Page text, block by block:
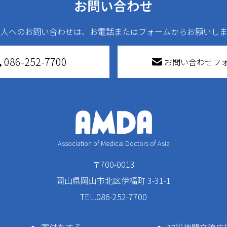
お問い合わせ
へのお問い合わせは、お電話またはフォームからお願いしま
086-252-7700 お問い合わせフ
Association of Medical Doctors of Asia
〒700-0013
岡山県岡山市北区伊福町 3-31-1
TEL.086-252-7700